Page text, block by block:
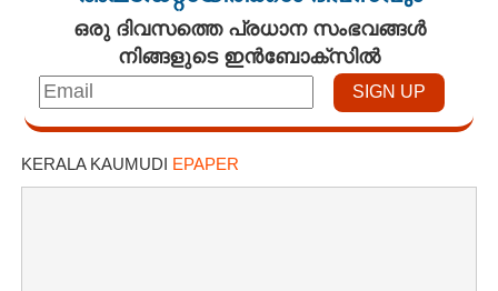
ഒരു ദിവസത്തെ പ്രധാന സംഭവങ്ങൾ
നിങ്ങളുടെ ഇൻബോക്സിൽ
KERALA KAUMUDI EPAPER